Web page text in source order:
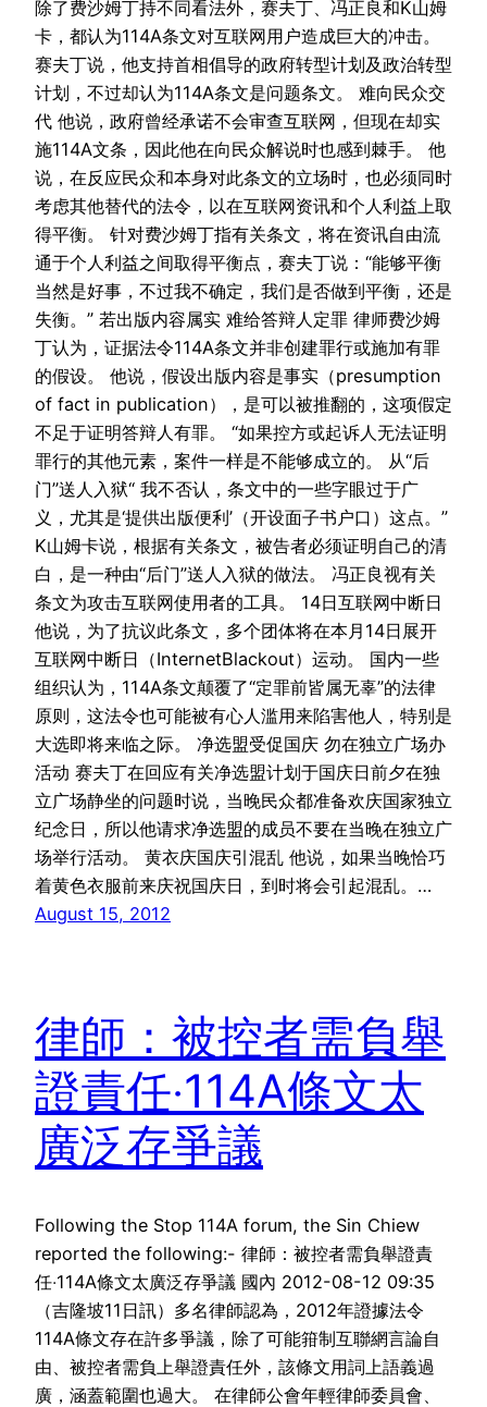
除了费沙姆丁持不同看法外，赛夫丁、冯正良和K山姆
卡，都认为114A条文对互联网用户造成巨大的冲击。
赛夫丁说，他支持首相倡导的政府转型计划及政治转型
计划，不过却认为114A条文是问题条文。 难向民众交
代 他说，政府曾经承诺不会审查互联网，但现在却实
施114A文条，因此他在向民众解说时也感到棘手。 他
说，在反应民众和本身对此条文的立场时，也必须同时
考虑其他替代的法令，以在互联网资讯和个人利益上取
得平衡。 针对费沙姆丁指有关条文，将在资讯自由流
通于个人利益之间取得平衡点，赛夫丁说：“能够平衡
当然是好事，不过我不确定，我们是否做到平衡，还是
失衡。” 若出版内容属实 难给答辩人定罪 律师费沙姆
丁认为，证据法令114A条文并非创建罪行或施加有罪
的假设。 他说，假设出版内容是事实（presumption
of fact in publication），是可以被推翻的，这项假定
不足于证明答辩人有罪。 “如果控方或起诉人无法证明
罪行的其他元素，案件一样是不能够成立的。 从“后
门”送人入狱“ 我不否认，条文中的一些字眼过于广
义，尤其是‘提供出版便利’（开设面子书户口）这点。”
K山姆卡说，根据有关条文，被告者必须证明自己的清
白，是一种由“后门”送人入狱的做法。 冯正良视有关
条文为攻击互联网使用者的工具。 14日互联网中断日
他说，为了抗议此条文，多个团体将在本月14日展开
互联网中断日（InternetBlackout）运动。 国内一些
组织认为，114A条文颠覆了“定罪前皆属无辜”的法律
原则，这法令也可能被有心人滥用来陷害他人，特别是
大选即将来临之际。 净选盟受促国庆 勿在独立广场办
活动 赛夫丁在回应有关净选盟计划于国庆日前夕在独
立广场静坐的问题时说，当晚民众都准备欢庆国家独立
纪念日，所以他请求净选盟的成员不要在当晚在独立广
场举行活动。 黄衣庆国庆引混乱 他说，如果当晚恰巧
着黄色衣服前来庆祝国庆日，到时将会引起混乱。…
August 15, 2012
律師：被控者需負舉
證責任‧114A條文太
廣泛存爭議
Following the Stop 114A forum, the Sin Chiew
reported the following:- 律師：被控者需負舉證責
任‧114A條文太廣泛存爭議 國內 2012-08-12 09:35
（吉隆坡11日訊）多名律師認為，2012年證據法令
114A條文存在許多爭議，除了可能箝制互聯網言論自
由、被控者需負上舉證責任外，該條文用詞上語義過
廣，涵蓋範圍也過大。 在律師公會年輕律師委員會、